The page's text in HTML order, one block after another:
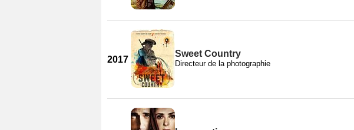
2017
Sweet Country
Directeur de la photographie